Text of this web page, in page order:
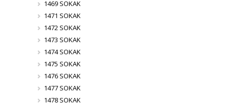
1469 SOKAK
1471 SOKAK
1472 SOKAK
1473 SOKAK
1474 SOKAK
1475 SOKAK
1476 SOKAK
1477 SOKAK
1478 SOKAK